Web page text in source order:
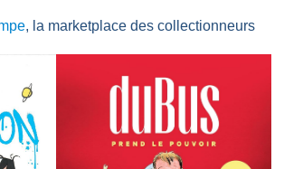
, la marketplace des collectionneurs